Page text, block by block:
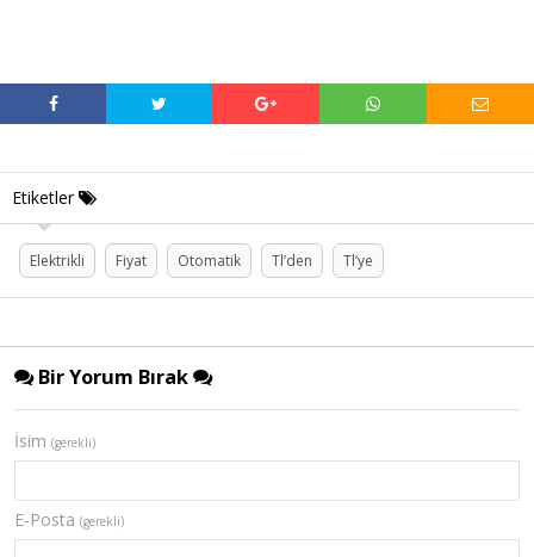
Etiketler
Elektrikli Fiyat Otomatik Tl’den Tl’ye
Bir Yorum Bırak
İsim (gerekli)
E-Posta (gerekli)